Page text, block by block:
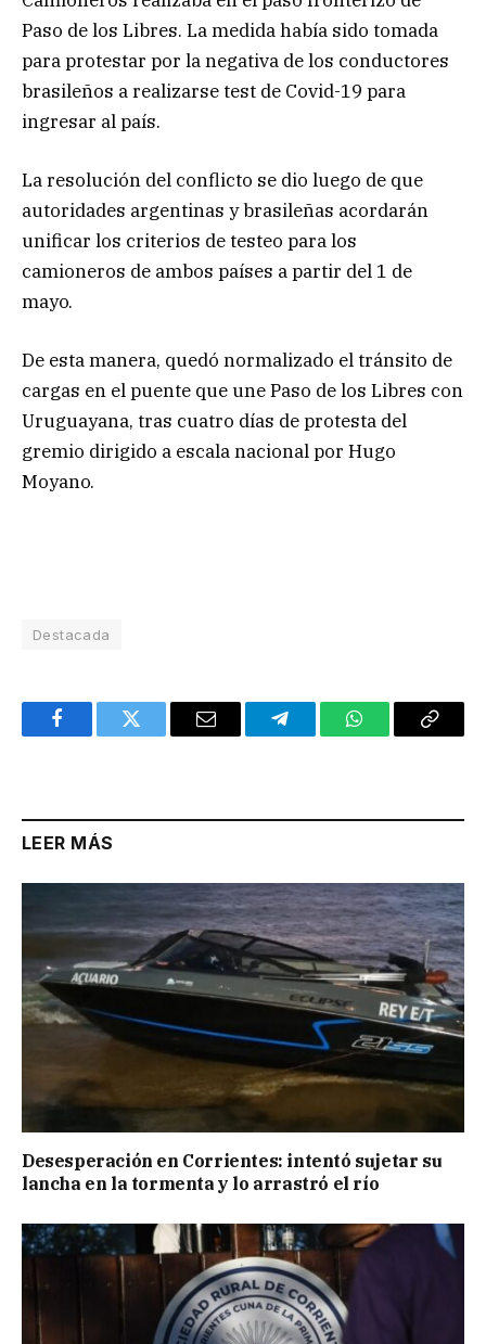
Paso de los Libres. La medida había sido tomada
para protestar por la negativa de los conductores
brasileños a realizarse test de Covid-19 para
ingresar al país.
La resolución del conflicto se dio luego de que
autoridades argentinas y brasileñas acordarán
unificar los criterios de testeo para los
camioneros de ambos países a partir del 1 de
mayo.
De esta manera, quedó normalizado el tránsito de
cargas en el puente que une Paso de los Libres con
Uruguayana, tras cuatro días de protesta del
gremio dirigido a escala nacional por Hugo
Moyano.
Destacada
FacebookTwitter Email TelegramWhatsAppCopy
LEER MÁS
Desesperación en Corrientes: intentó sujetar su
lancha en la tormenta y lo arrastró el río